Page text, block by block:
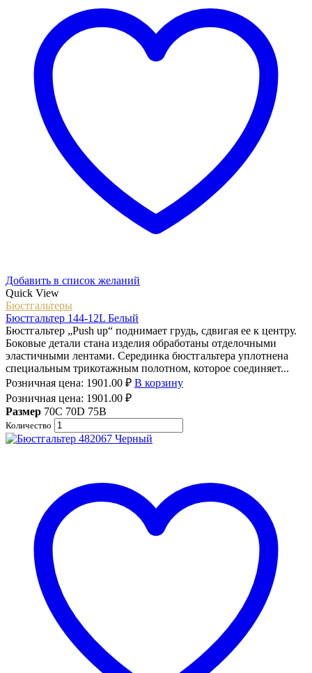
Добавить в список желаний
Quick View
Бюстгальтеры
Бюстгальтер 144-12L Белый
Бюстгальтер „Push up“ поднимает грудь, сдвигая ее к центру.
Боковые детали стана изделия обработаны отделочными
эластичными лентами. Серединка бюстгальтера уплотнена
специальным трикотажным полотном, которое соединяет...
Розничная цена: 1901.00 ₽ В корзину
Розничная цена: 1901.00 ₽
Размер 70C 70D 75B
Количество